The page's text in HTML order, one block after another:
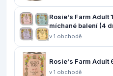
Rosie's Farm Adult
míchané balení (4
v 1 obchodě
v 1 obchodě